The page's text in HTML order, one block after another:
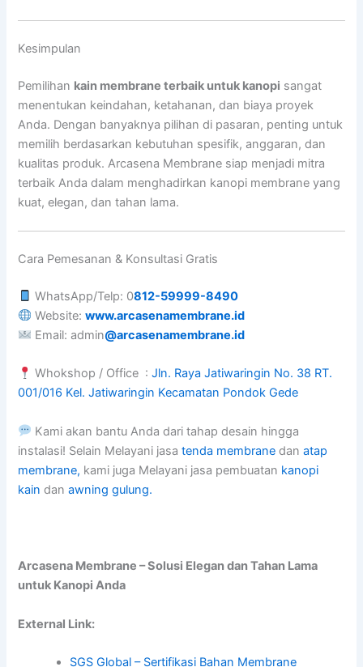
Kesimpulan
Pemilihan kain membrane terbaik untuk kanopi sangat
menentukan keindahan, ketahanan, dan biaya proyek
Anda. Dengan banyaknya pilihan di pasaran, penting untuk
memilih berdasarkan kebutuhan spesifik, anggaran, dan
kualitas produk. Arcasena Membrane siap menjadi mitra
terbaik Anda dalam menghadirkan kanopi membrane yang
kuat, elegan, dan tahan lama.
Cara Pemesanan & Konsultasi Gratis
WhatsApp/Telp: 0812-59999-8490
Website:www.arcasenamembrane.id
Email: admin@arcasenamembrane.id
Whokshop / Office :Jln. Raya Jatiwaringin No. 38 RT.
001/016 Kel. Jatiwaringin Kecamatan Pondok Gede
Kami akan bantu Anda dari tahap desain hingga
instalasi! Selain Melayani jasatenda membrane danatap
membrane, kami juga Melayani jasa pembuatan kanopi
kain danawning gulung.
Arcasena Membrane – Solusi Elegan dan Tahan Lama
untuk Kanopi Anda
External Link:
SGS Global – Sertifikasi Bahan Membrane